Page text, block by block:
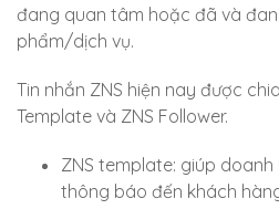
đang quan tâm hoặc đã và
phẩm/dịch vụ.
Tin nhắn ZNS hiện nay được
Template và ZNS Follower.
ZNS template: giúp
thông báo đến khách